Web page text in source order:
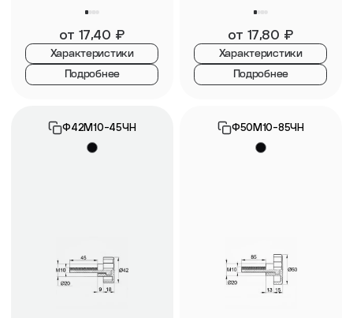
от 17,40 ₽
Характеристики
Подробнее
от 17,80 ₽
Характеристики
Подробнее
Ф42М10-45ЧН Ф50М10-85ЧН